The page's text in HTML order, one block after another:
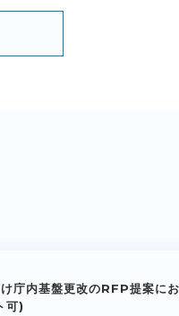
庁内基盤更改のRFP提案に
可)